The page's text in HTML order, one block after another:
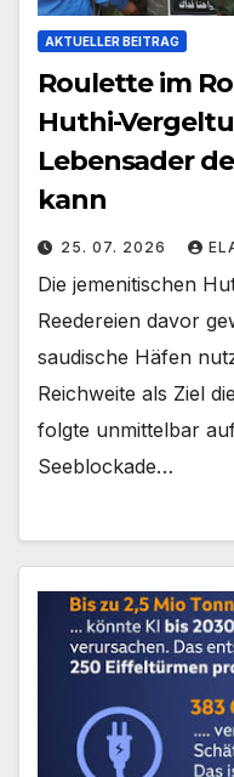
AKTUELLER BEITRAG
Roulette im
Huthi-
Lebensader
kann
25. 07. 2026
Die jemenitischen
Reedereien davor
saudische Häfen
Reichweite als Ziel
folgte unmittelbar
Seeblockade…